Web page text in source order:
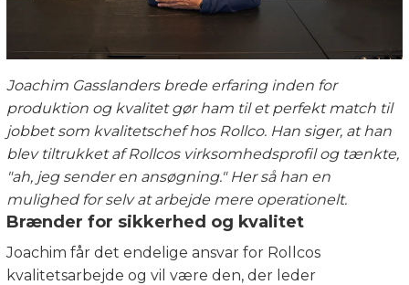
Joachim Gasslanders brede erfaring inden for
produktion og kvalitet gør ham til et perfekt match til
jobbet som kvalitetschef hos Rollco. Han siger, at han
blev tiltrukket af Rollcos virksomhedsprofil og tænkte,
"ah, jeg sender en ansøgning." Her så han en
mulighed for selv at arbejde mere operationelt.
Brænder for sikkerhed og kvalitet
Joachim får det endelige ansvar for Rollcos
kvalitetsarbejde og vil være den, der leder